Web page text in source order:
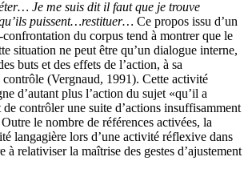
Je me suis dit il faut que je trouve
puissent…restituer… Ce propos issu d’un
confrontation du corpus tend à montrer que le
situation ne peut être qu’un dialogue interne,
buts et des effets de l’action, à sa
(Vergnaud, 1991). Cette activité
d’autant plus l’action du sujet «qu’il a
contrôler une suite d’actions insuffisamment
le nombre de références activées, la
langagière lors d’une activité réflexive dans
à relativiser la maîtrise des gestes d’ajustement